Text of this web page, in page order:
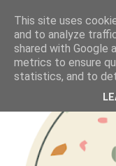
This site uses
and to analyze
shared with Google
metrics to ensure
statistics, and to